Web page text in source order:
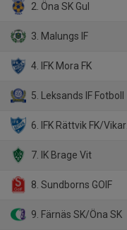
2. Öna SK Gul
3. Malungs IF
4. IFK Mora FK
5. Leksands IF Fotboll
6. IFK Rättvik FK/Vikarby IK
7. IK Brage Vit
8. Sundborns GOIF
9. Färnäs SK/Öna SK